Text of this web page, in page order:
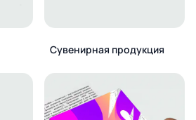
Сувенирная продукция